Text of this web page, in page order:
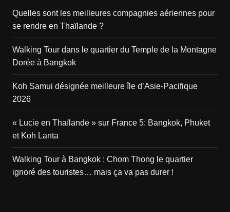
Quelles sont les meilleures compagnies aériennes pour
se rendre en Thaïlande ?
Walking Tour dans le quartier du Temple de la Montagne
Dorée à Bangkok
Koh Samui désignée meilleure île d’Asie-Pacifique
2026
« Lucie en Thaïlande » sur France 5: Bangkok, Phuket
et Koh Lanta
Walking Tour à Bangkok : Chom Thong le quartier
ignoré des touristes… mais ça va pas durer !